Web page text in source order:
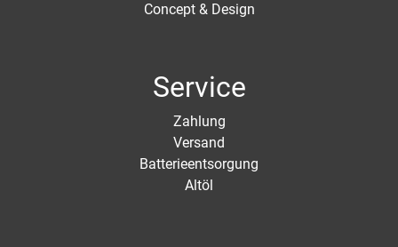
Concept & Design
Service
Zahlung
Versand
Batterieentsorgung
Altöl